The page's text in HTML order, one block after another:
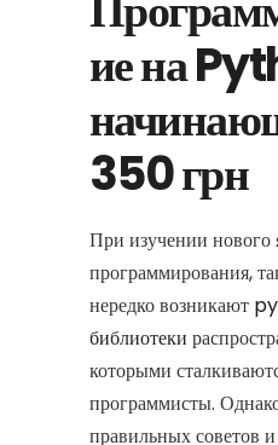
ие на
350 грн
При изучении нового
программирования,
нередко возникают
библиотеки
которыми
программисты.
правильных советов